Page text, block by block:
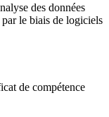
des données
le biais de logiciels
de compétence